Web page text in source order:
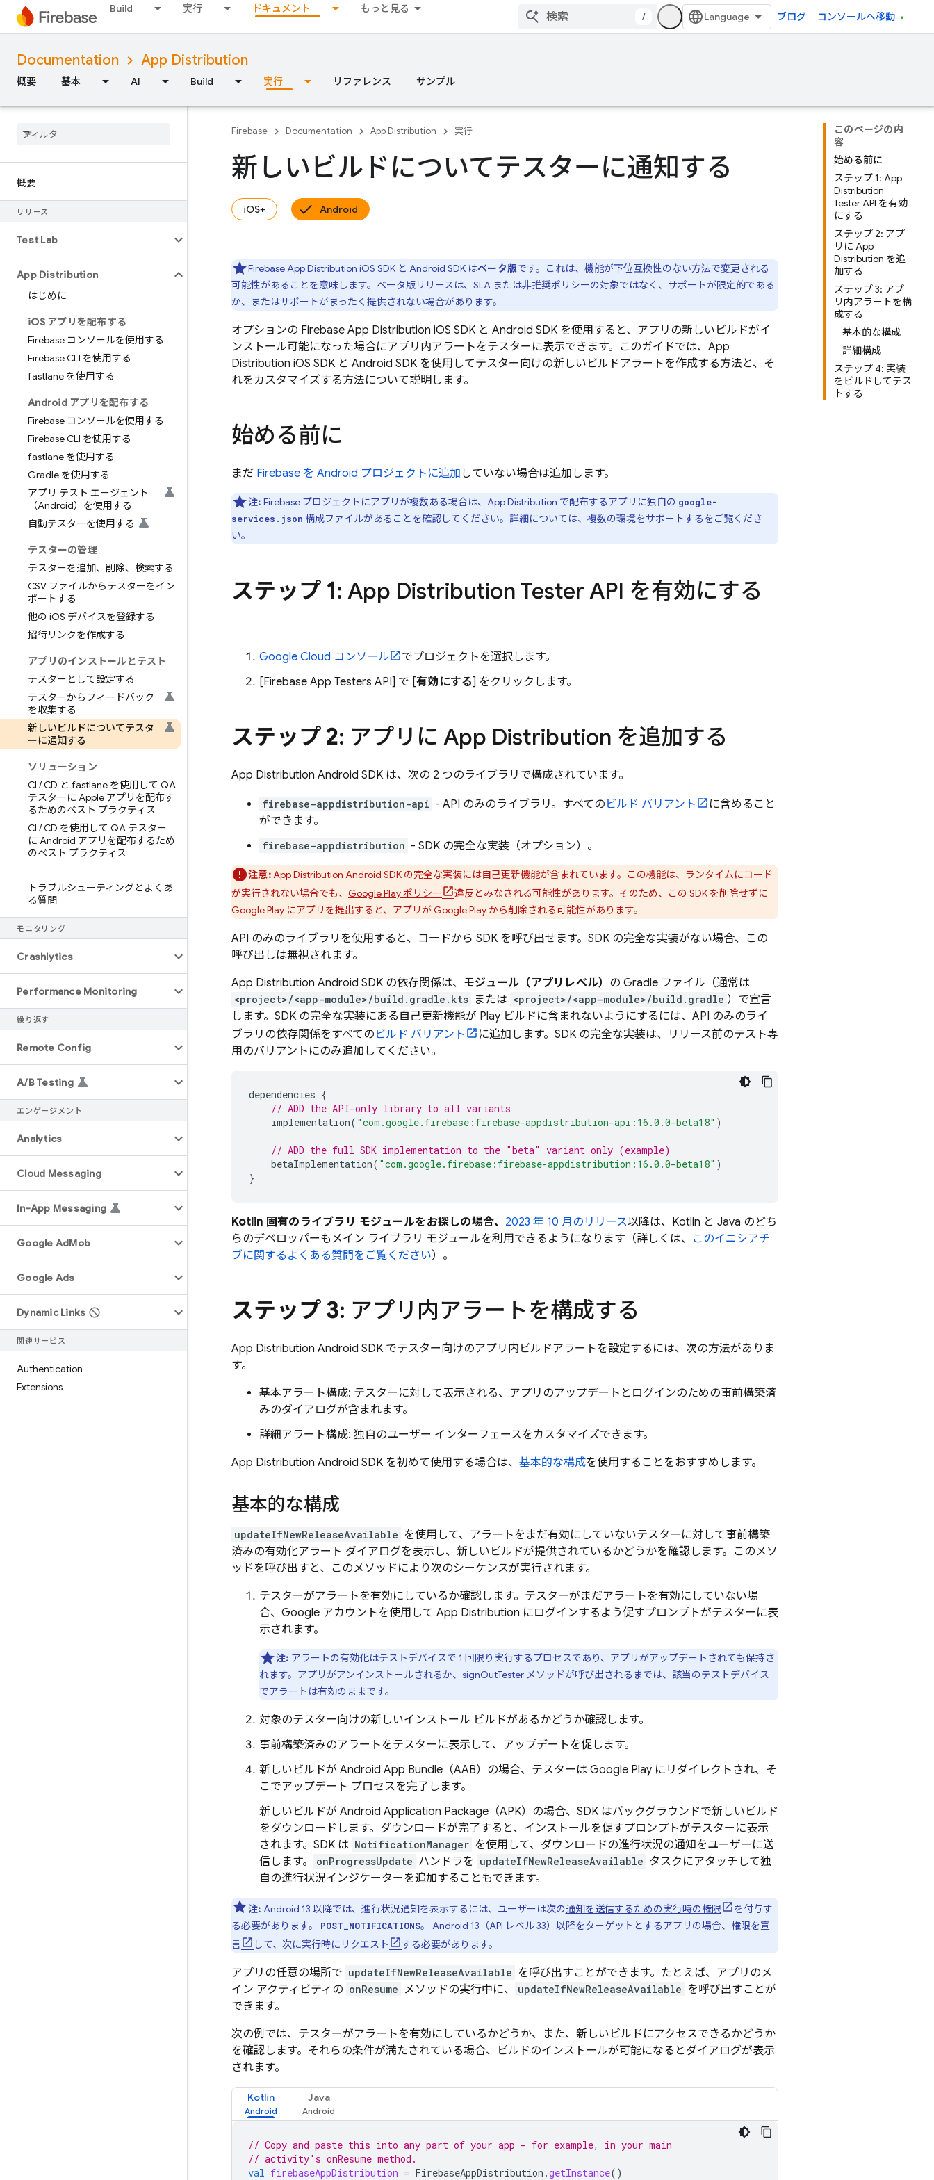
Build 実行 ドキュメント もっと見る
/ ブログ コンソールへ移動
Documentation App Distribution
概要 基本 AI Build 実行 リファレンス サンプル
概要
リリース
Test Lab
App Distribution
はじめに
iOS アプリを配布する
Firebase コンソールを使用する
Firebase CLI を使用する
fastlane を使用する
Android アプリを配布する
Firebase コンソールを使用する
Firebase CLI を使用する
fastlane を使用する
Gradle を使用する
アプリ テスト エージェント
（Android）を使用する
自動テスターを使用する
テスターの管理
テスターを追加、削除、検索する
CSV ファイルからテスターをイン
ポートする
他の iOS デバイスを登録する
招待リンクを作成する
アプリのインストールとテスト
テスターとして設定する
テスターからフィードバック
を収集する
新しいビルドについてテスタ
ーに通知する
ソリューション
CI /CD と fastlane を使用して QA
テスターに Apple アプリを配布す
るためのベスト プラクティス
CI /CD を使用して QA テスター
に Android アプリを配布するため
のベスト プラクティス
トラブルシューティングとよくあ
る質問
モニタリング
Crashlytics
Performance Monitoring
繰り返す
Remote Config
A/B Testing
エンゲージメント
Analytics
Cloud Messaging
In-App Messaging
Google AdMob
Google Ads
Dynamic Links
関連サービス
Authentication
Extensions
このページの内
容
始める前に
ステップ 1: App
Distribution
Tester API を有効
にする
ステップ 2: アプ
リに App
Distribution を追
加する
ステップ 3: アプ
リ内アラートを構
成する
基本的な構成
詳細構成
ステップ 4: 実装
をビルドしてテス
トする
Firebase Documentation App Distribution 実行
新しいビルドについてテスターに通知する
iOS+ Android
Firebase App Distribution iOS SDK と Android SDK はベータ版です。これは、機能が下位互換性のない方法で変更される
可能性があることを意味します。ベータ版リリースは、SLA または非推奨ポリシーの対象ではなく、サポートが限定的である
か、またはサポートがまったく提供されない場合があります。
オプションの Firebase App Distribution iOS SDK と Android SDK を使用すると、アプリの新しいビルドがイ
ンストール可能になった場合にアプリ内アラートをテスターに表示できます。このガイドでは、 App
Distribution iOS SDK と Android SDK を使用してテスター向けの新しいビルドアラートを作成する方法と、そ
れをカスタマイズする方法について説明します。
始める前に
まだ Firebase を Android プロジェクトに追加 していない場合は追加します。
注: Firebase プロジェクトにアプリが複数ある場合は、 App Distribution で配布するアプリに独自の google-
services.json 構成ファイルがあることを確認してください。詳細については、 複数の環境をサポートするをご覧くださ
い。
ステップ 1: App Distribution Tester API を有効にする
Google Cloud コンソール
でプロジェクトを選択します。
[Firebase App Testers API] で [有効にする] をクリックします。
ステップ 2: アプリに App Distribution を追加する
App Distribution Android SDK は、次の 2 つのライブラリで構成されています。
firebase-appdistribution-api - API のみのライブラリ。すべての ビルド バリアント
に含めること
ができます。
firebase-appdistribution - SDK の完全な実装（オプション）。
注意:App Distribution Android SDK の完全な実装には自己更新機能が含まれています。この機能は、ランタイムにコード
が実行されない場合でも、 Google Playポリシー
違反とみなされる可能性があります。そのため、この SDK を削除せずに
Google Play にアプリを提出すると、アプリがGoogle Playから削除される可能性があります。
API のみのライブラリを使用すると、コードから SDK を呼び出せます。SDK の完全な実装がない場合、この
呼び出しは無視されます。
App Distribution Android SDK の依存関係は、 モジュール（アプリレベル） の Gradle ファイル（通常は
<project>/<app-module>/build.gradle.kts または <project>/<app-module>/build.gradle ）で宣言
します。SDK の完全な実装にある自己更新機能が Play ビルドに含まれないようにするには、API のみのライ
ブラリの依存関係をすべての ビルド バリアント
に追加します。SDK の完全な実装は、リリース前のテスト専
用のバリアントにのみ追加してください。
dependencies {
// ADD the API-only library to all variants
implementation( "com.google.firebase:firebase-appdistribution-api:16.0.0-beta18" )
// ADD the full SDK implementation to the "beta" variant only (example)
betaImplementation( "com.google.firebase:firebase-appdistribution:16.0.0-beta18" )
}
Kotlin 固有のライブラリ モジュールをお探しの場合、 2023 年 10 月のリリース以降は、Kotlin と Java のどち
らのデベロッパーもメイン ライブラリ モジュールを利用できるようになります（詳しくは、 このイニシアチ
ブに関するよくある質問をご覧ください）。
ステップ 3: アプリ内アラートを構成する
App Distribution Android SDK でテスター向けのアプリ内ビルドアラートを設定するには、次の方法がありま
す。
基本アラート構成: テスターに対して表示される、アプリのアップデートとログインのための事前構築済
みのダイアログが含まれます。
詳細アラート構成: 独自のユーザー インターフェースをカスタマイズできます。
App Distribution Android SDK を初めて使用する場合は、 基本的な構成を使用することをおすすめします。
基本的な構成
updateIfNewReleaseAvailable を使用して、アラートをまだ有効にしていないテスターに対して事前構築
済みの有効化アラート ダイアログを表示し、新しいビルドが提供されているかどうかを確認します。このメソ
ッドを呼び出すと、このメソッドにより次のシーケンスが実行されます。
テスターがアラートを有効にしているか確認します。テスターがまだアラートを有効にしていない場
合、Google アカウントを使用して App Distribution にログインするよう促すプロンプトがテスターに表
示されます。
注: アラートの有効化はテストデバイスで 1 回限り実行するプロセスであり、アプリがアップデートされても保持さ
れます。アプリがアンインストールされるか、signOutTester メソッドが呼び出されるまでは、該当のテストデバイス
でアラートは有効のままです。
対象のテスター向けの新しいインストール ビルドがあるかどうか確認します。
事前構築済みのアラートをテスターに表示して、アップデートを促します。
新しいビルドが Android App Bundle（AAB）の場合、テスターは Google Play にリダイレクトされ、そ
こでアップデート プロセスを完了します。
新しいビルドが Android Application Package（APK）の場合、SDK はバックグラウンドで新しいビルド
をダウンロードします。ダウンロードが完了すると、インストールを促すプロンプトがテスターに表示
されます。SDK は NotificationManager を使用して、ダウンロードの進行状況の通知をユーザーに送
信します。
onProgressUpdate ハンドラを updateIfNewReleaseAvailable タスクにアタッチして独
自の進行状況インジケーターを追加することもできます。
注: Android 13 以降では、進行状況通知を表示するには、ユーザーは次の通知を送信するための実行時の権限
を付与す
る必要があります。
POST_NOTIFICATIONS。 Android 13（API レベル 33）以降をターゲットとするアプリの場合、 権限を宣
言
して、次に実行時にリクエスト する必要があります。
アプリの任意の場所で updateIfNewReleaseAvailable を呼び出すことができます。たとえば、アプリのメ
イン アクティビティの onResume メソッドの実行中に、 updateIfNewReleaseAvailable を呼び出すことが
できます。
次の例では、テスターがアラートを有効にしているかどうか、また、新しいビルドにアクセスできるかどうか
を確認します。それらの条件が満たされている場合、ビルドのインストールが可能になるとダイアログが表示
されます。
Kotlin Java
// Copy and paste this into any part of your app - for example, in your main
// activity's onResume method.
val firebaseAppDistribution = FirebaseAppDistribution .getInstance()